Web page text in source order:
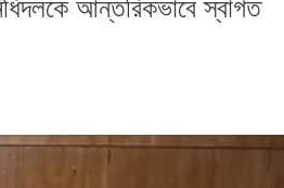
আন্তরিকভাবে স্বাগত